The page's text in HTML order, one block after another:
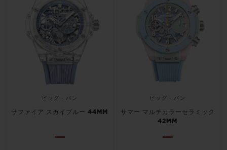
ビッグ・バン
サファイア スカイブルー 44MM
ビッグ・バン
サマー マルチカラーセラミック
42MM
特別なサービス
5＋5年保証
ウブロティスタと延長保証
配送日数
送料＆返品無料